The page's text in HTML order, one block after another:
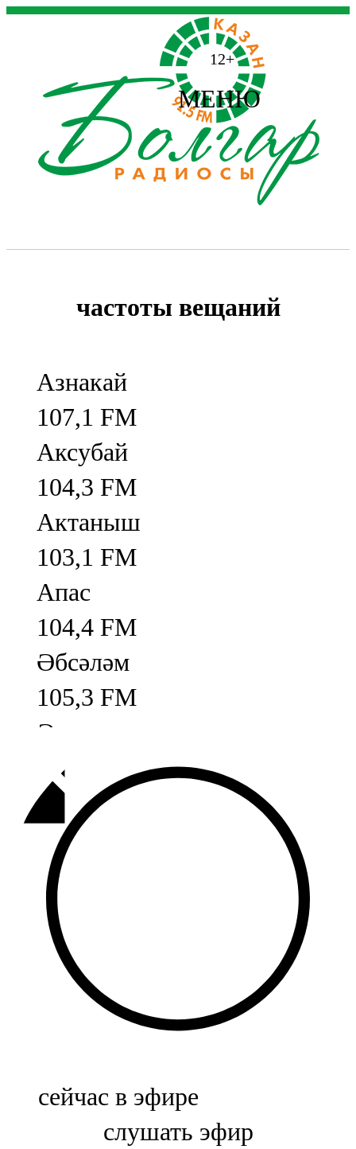
12+
МЕНЮ
частоты вещаний
Азнакай
107,1 FM
Аксубай
104,3 FM
Актаныш
103,1 FM
Апас
104,4 FM
Әбсәләм
105,3 FM
Әлмәт
92,9 FM
Базарлы матак
107,1 FM
Балык бистәсе
104,9 FM
Баулы
107,5 FM
Биләр
Болгар
сейчас в эфире
слушать эфир